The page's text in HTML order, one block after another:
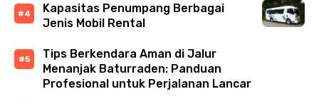
Kapasitas Penumpang Berbagai
Jenis Mobil Rental
Tips Berkendara Aman di Jalur
Menanjak Baturraden: Panduan
Profesional untuk Perjalanan Lancar